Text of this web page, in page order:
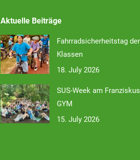
Aktuelle Beiträge
Fahrradsicherheitstag
Klassen
18. July 2026
SUS-Week am
GYM
15. July 2026